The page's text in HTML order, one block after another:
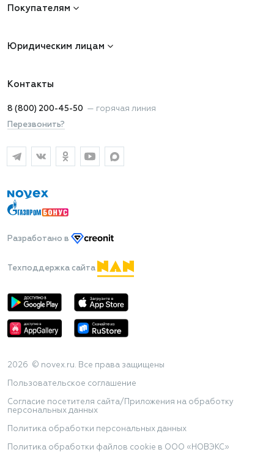
Покупателям
Юридическим лицам
Контакты
8 (800) 200-45-50 — горячая линия
Перезвонить?
Разработано в
Техподдержка сайта
2026 © novex.ru. Все права защищены
Пользовательское соглашение
Согласие посетителя сайта/Приложения на обработку
персональных данных
Политика обработки персональных данных
Политика обработки файлов cookie в ООО «НОВЭКС»